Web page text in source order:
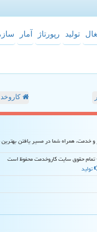
تولید رپورتاژ آمار
خدمت، همراه شما در مسیر یافتن
تولید